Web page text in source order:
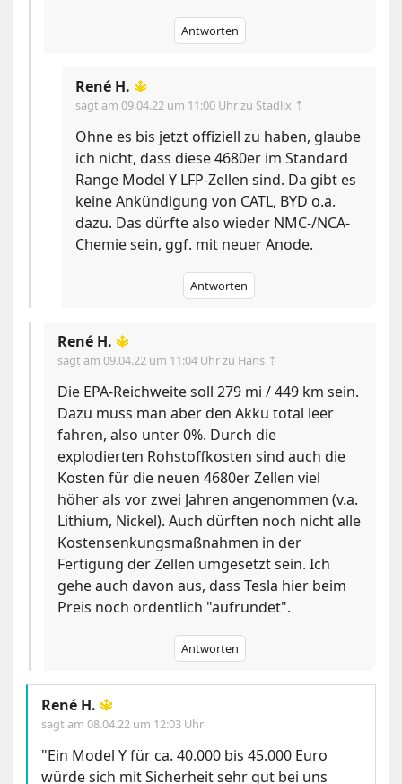
Antworten
René H. 🔱
sagt am09.04.22 um 11:00 Uhrzu Stadlix ⇡
Ohne es bis jetzt offiziell zu haben, glaube
ich nicht, dass diese 4680er im Standard
Range Model Y LFP-Zellen sind. Da gibt es
keine Ankündigung von CATL, BYD o.a.
dazu. Das dürfte also wieder NMC-/NCA-
Chemie sein, ggf. mit neuer Anode.
Antworten
René H. 🔱
sagt am09.04.22 um 11:04 Uhrzu Hans ⇡
Die EPA-Reichweite soll 279 mi / 449 km sein.
Dazu muss man aber den Akku total leer
fahren, also unter 0%. Durch die
explodierten Rohstoffkosten sind auch die
Kosten für die neuen 4680er Zellen viel
höher als vor zwei Jahren angenommen (v.a.
Lithium, Nickel). Auch dürften noch nicht alle
Kostensenkungsmaßnahmen in der
Fertigung der Zellen umgesetzt sein. Ich
gehe auch davon aus, dass Tesla hier beim
Preis noch ordentlich "aufrundet".
Antworten
René H. 🔱
sagt am08.04.22 um 12:03 Uhr
"Ein Model Y für ca. 40.000 bis 45.000 Euro
würde sich mit Sicherheit sehr gut bei uns